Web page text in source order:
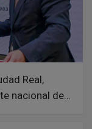
Real,
nacional de…